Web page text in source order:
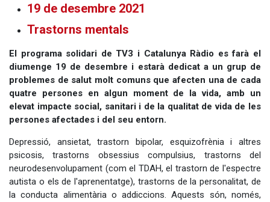
19 de desembre 2021
Trastorns mentals
El programa solidari de TV3 i Catalunya Ràdio es farà el
diumenge 19 de desembre i estarà dedicat a un grup de
problemes de salut molt comuns que afecten una de cada
quatre persones en algun moment de la vida, amb un
elevat impacte social, sanitari i de la qualitat de vida de les
persones afectades i del seu entorn.
Depressió, ansietat, trastorn bipolar, esquizofrènia i altres
psicosis, trastorns obsessius compulsius, trastorns del
neurodesenvolupament (com el TDAH, el trastorn de l'espectre
autista o els de l'aprenentatge), trastorns de la personalitat, de
la conducta alimentària o addiccions. Aquests són, només,